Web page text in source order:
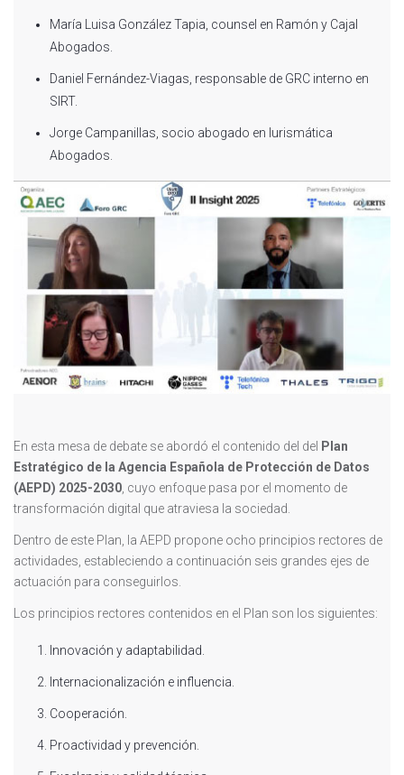
María Luisa González Tapia, counsel en Ramón y Cajal
Abogados.
Daniel Fernández-Viagas, responsable de GRC interno en
SIRT.
Jorge Campanillas, socio abogado en Iurismática
Abogados.
En esta mesa de debate se abordó el contenido del del Plan
Estratégico de la Agencia Española de Protección de Datos
(AEPD) 2025-2030, cuyo enfoque pasa por el momento de
transformación digital que atraviesa la sociedad.
Dentro de este Plan, la AEPD propone ocho principios rectores de
actividades, estableciendo a continuación seis grandes ejes de
actuación para conseguirlos.
Los principios rectores contenidos en el Plan son los siguientes:
Innovación y adaptabilidad.
Internacionalización e influencia.
Cooperación.
Proactividad y prevención.